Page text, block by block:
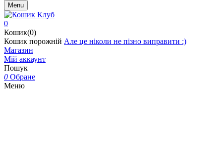
Menu
0
Кошик(0)
Кошик порожній Але це ніколи не пізно виправити :)
Магазин
Мій аккаунт
Пошук
0 Обране
Меню